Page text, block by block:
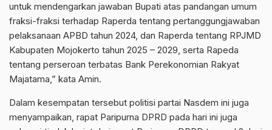
untuk mendengarkan jawaban Bupati atas pandangan umum
fraksi-fraksi terhadap Raperda tentang pertanggungjawaban
pelaksanaan APBD tahun 2024, dan Raperda tentang RPJMD
Kabupaten Mojokerto tahun 2025 – 2029, serta Rapeda
tentang perseroan terbatas Bank Perekonomian Rakyat
Majatama,” kata Amin.
Dalam kesempatan tersebut politisi partai Nasdem ini juga
menyampaikan, rapat Paripurna DPRD pada hari ini juga